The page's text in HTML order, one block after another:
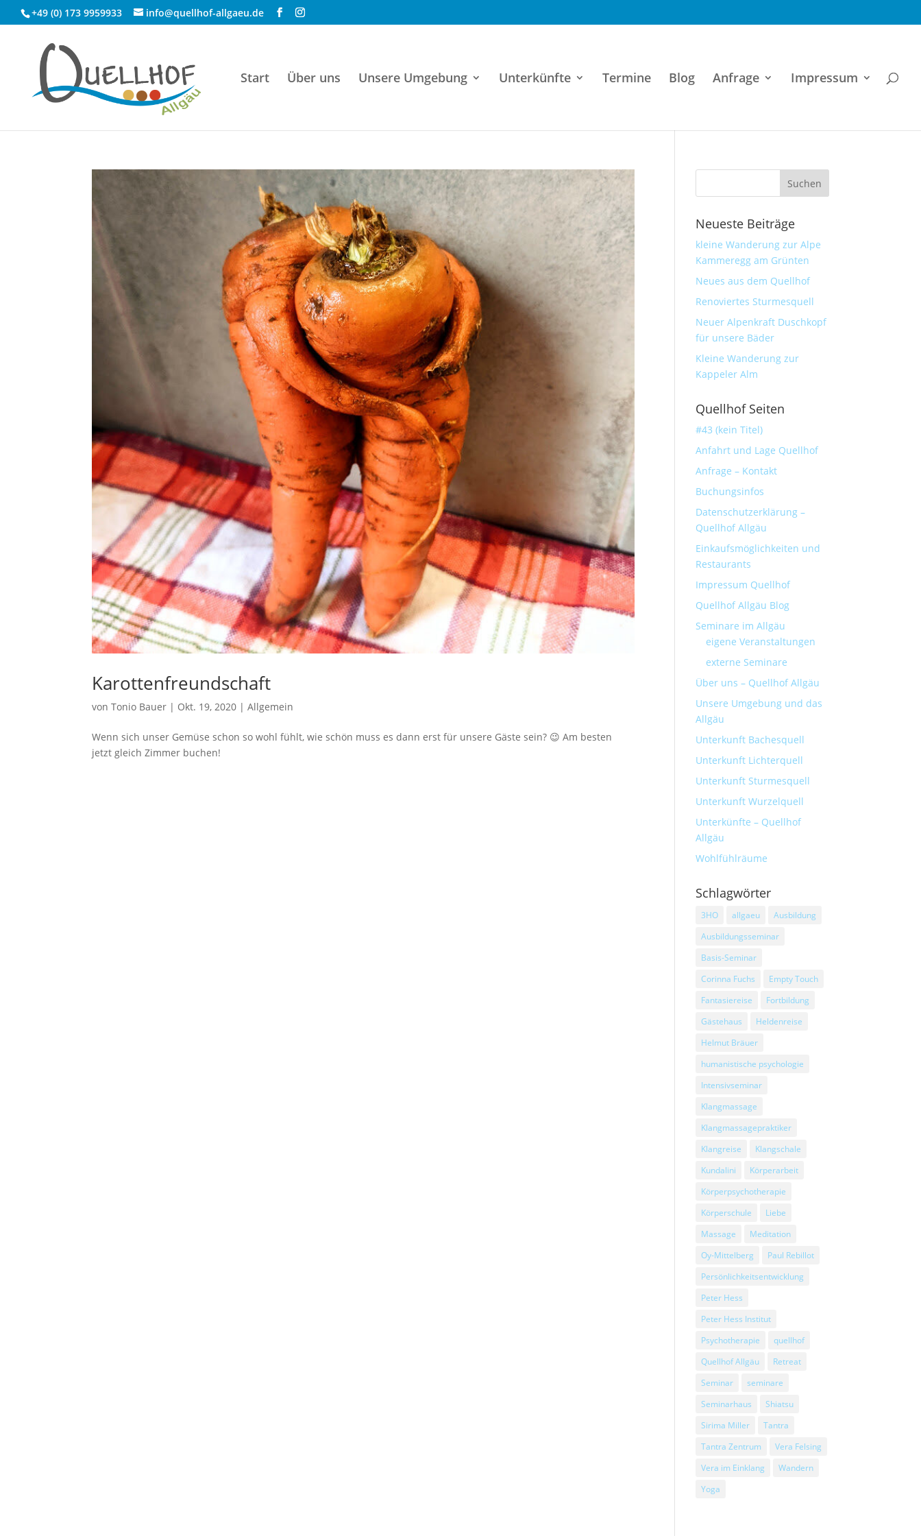
+49 (0) 173 9959933 info@quellhof-allgaeu.de
Start Über uns Unsere Umgebung Unterkünfte Termine Blog Anfrage Impressum
Karottenfreundschaft
vonTonio Bauer | Okt. 19, 2020 |Allgemein
Wenn sich unser Gemüse schon so wohl fühlt, wie schön muss es dann erst für unsere Gäste sein? 😉 Am besten
jetzt gleich Zimmer buchen!
Neueste Beiträge
kleine Wanderung zur Alpe
Kammeregg am Grünten
Neues aus dem Quellhof
Renoviertes Sturmesquell
Neuer Alpenkraft Duschkopf
für unsere Bäder
Kleine Wanderung zur
Kappeler Alm
Quellhof Seiten
#43 (kein Titel)
Anfahrt und Lage Quellhof
Anfrage – Kontakt
Buchungsinfos
Datenschutzerklärung –
Quellhof Allgäu
Einkaufsmöglichkeiten und
Restaurants
Impressum Quellhof
Quellhof Allgäu Blog
Seminare im Allgäu
eigene Veranstaltungen
externe Seminare
Über uns – Quellhof Allgäu
Unsere Umgebung und das
Allgäu
Unterkunft Bachesquell
Unterkunft Lichterquell
Unterkunft Sturmesquell
Unterkunft Wurzelquell
Unterkünfte – Quellhof
Allgäu
Wohlfühlräume
Schlagwörter
3HO allgaeu
Ausbildung
Ausbildungsseminar
Basis-Seminar
Corinna Fuchs
Empty Touch
Fantasiereise
Fortbildung
Gästehaus
Heldenreise
Helmut Bräuer
humanistische psychologie
Intensivseminar
Klangmassage
Klangmassagepraktiker
Klangreise
Klangschale
Kundalini
Körperarbeit
Körperpsychotherapie
Körperschule
Liebe
Massage
Meditation
Oy-Mittelberg
Paul Rebillot
Persönlichkeitsentwicklung
Peter Hess
Peter Hess Institut
Psychotherapie
quellhof
Quellhof Allgäu
Retreat
Seminar
seminare
Seminarhaus
Shiatsu
Sirima Miller
Tantra
Tantra Zentrum
Vera Felsing
Vera im Einklang
Wandern
Yoga